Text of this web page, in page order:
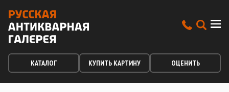
КАТАЛОГ КУПИТЬ КАРТИНУ ОЦЕНИТЬ